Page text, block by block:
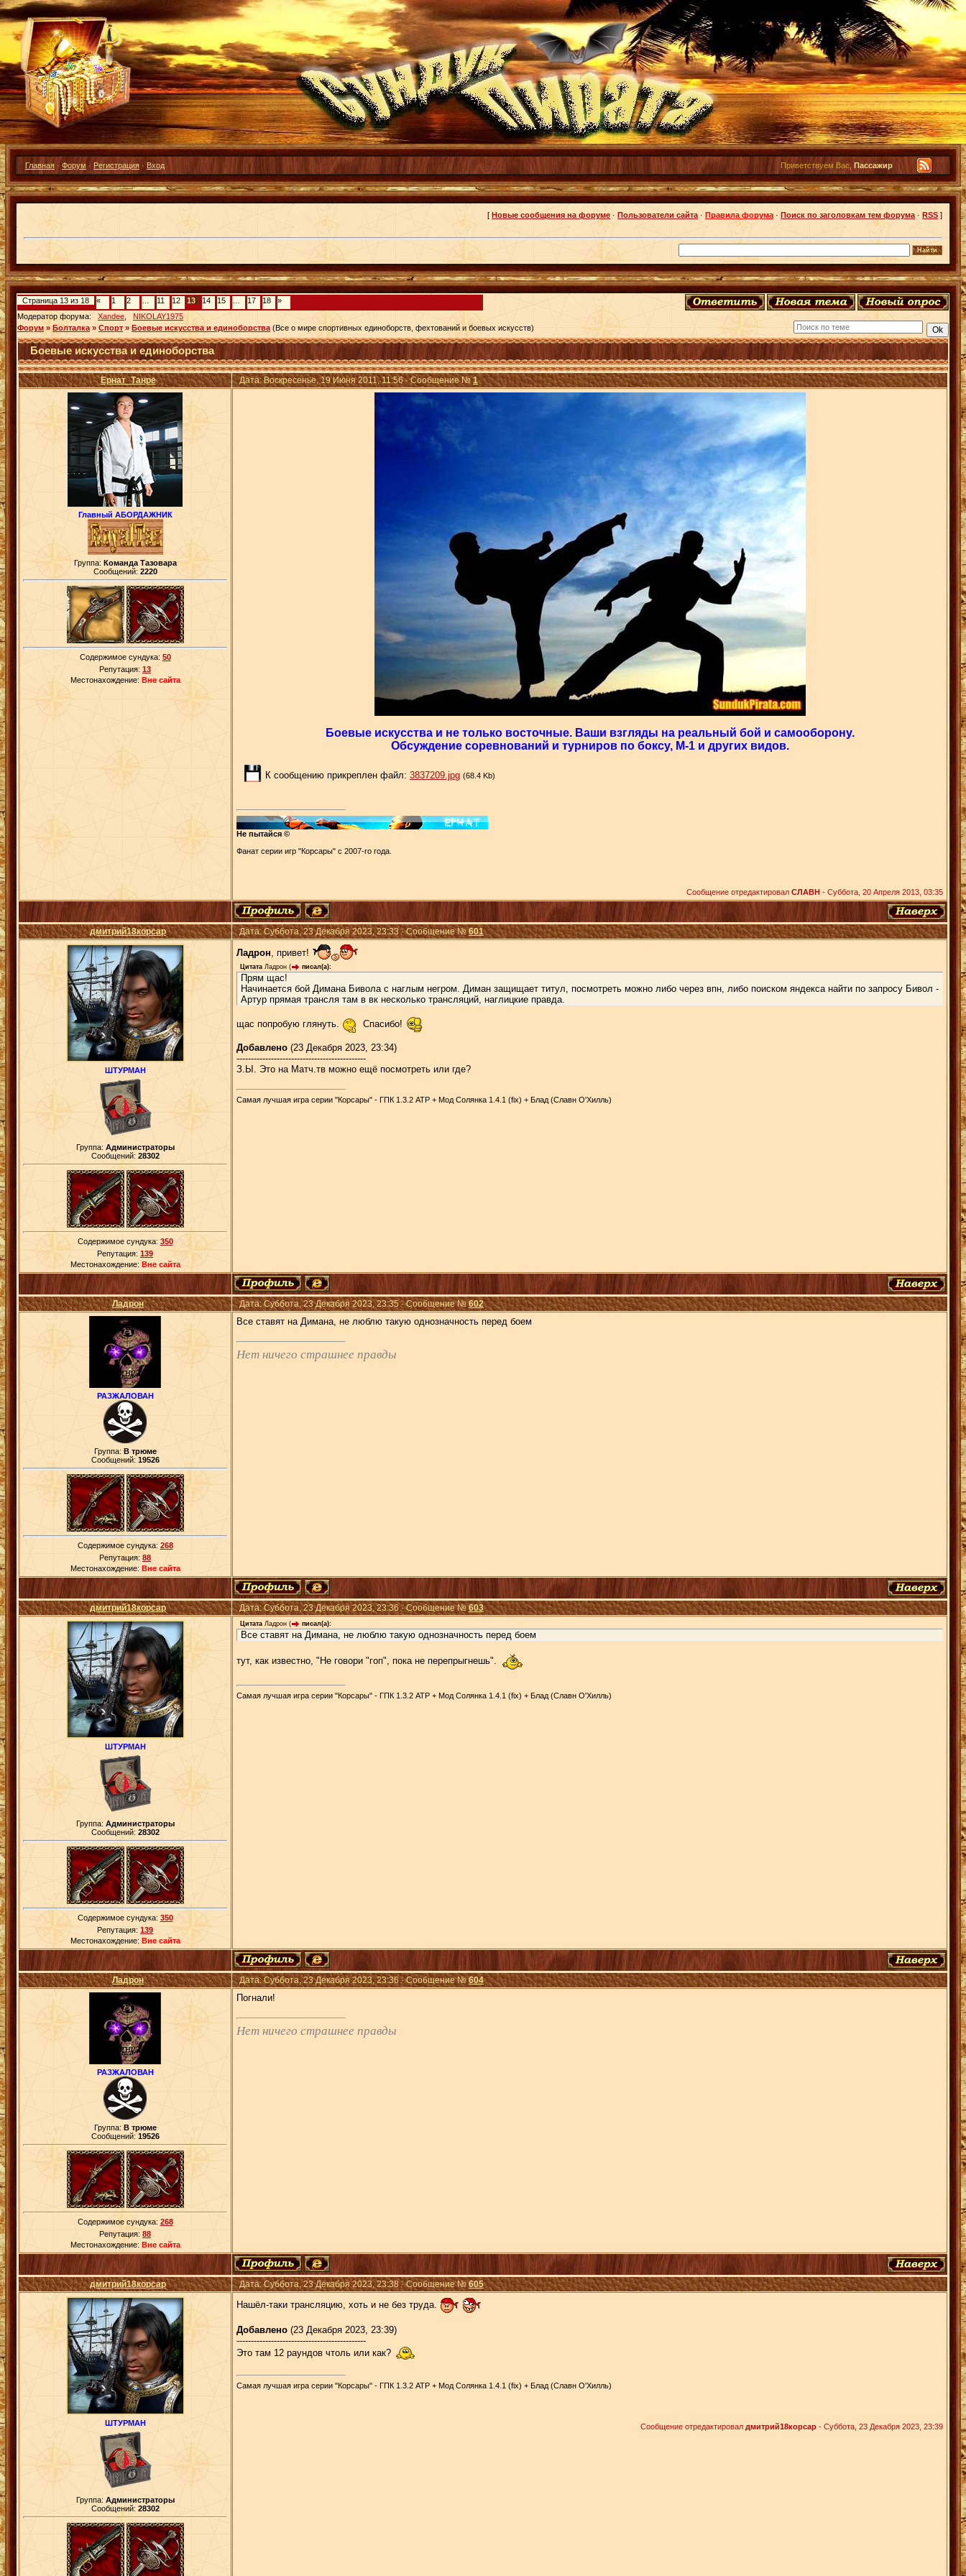
Главная · Форум · Регистрация · Вход Приветствуем Вас, Пассажир
[ Новые сообщения на форуме · Пользователи сайта · Правила форума · Поиск по заголовкам тем форума · RSS ]
Страница 13 из 18 « 1 2 11 12 13 14 15 17 18
»
Модератор форума:
Xandee
NIKOLAY1975
Форум » Болталка » Спорт » Боевые искусства и единоборства (Все о мире спортивных единоборств, фехтований и боевых искусств)
Боевые искусства и единоборства
Ернат_Танре Дата: Воскресенье, 19 Июня 2011, 11:56 · Сообщение №1
Главный АБОРДАЖНИК
Группа: Команда Тазовара
Сообщений: 2220
Содержимое сундука: 50
Репутация: 13
Местонахождение: Вне сайта
Боевые искусства и не только восточные. Ваши взгляды на реальный бой и самооборону.
Обсуждение соревнований и турниров по боксу, М-1 и других видов.
К сообщению прикреплен файл: 3837209.jpg (68.4 Kb)
Не пытайся ©
Фанат серии игр "Корсары" с 2007-го года.
Сообщение отредактировал СЛАВН - Суббота, 20 Апреля 2013, 03:35
дмитрий18корсар Дата: Суббота, 23 Декабря 2023, 23:33 · Сообщение №601
ШТУРМАН
Группа: Администраторы
Сообщений: 28302
Содержимое сундука: 350
Репутация: 139
Местонахождение: Вне сайта
Ладрон, привет!
Цитата Ладрон ( писал(а):
Прям щас!
Начинается бой Димана Бивола с наглым негром. Диман защищает титул, посмотреть можно либо через впн, либо поиском яндекса найти по запросу Бивол -
Артур прямая трансля там в вк несколько трансляций, наглицкие правда.
щас попробую глянуть. Спасибо!
Добавлено (23 Декабря 2023, 23:34)
---------------------------------------------
З.Ы. Это на Матч.тв можно ещё посмотреть или где?
Самая лучшая игра серии "Корсары" - ГПК 1.3.2 АТР + Мод Солянка 1.4.1 (fix) + Блад (Славн О'Хилль)
Ладрон Дата: Суббота, 23 Декабря 2023, 23:35 · Сообщение №602
РАЗЖАЛОВАН
Группа: В трюме
Сообщений: 19526
Содержимое сундука: 268
Репутация: 88
Местонахождение: Вне сайта
Все ставят на Димана, не люблю такую однозначность перед боем
Нет ничего страшнее правды
дмитрий18корсар Дата: Суббота, 23 Декабря 2023, 23:36 · Сообщение №603
ШТУРМАН
Группа: Администраторы
Сообщений: 28302
Содержимое сундука: 350
Репутация: 139
Местонахождение: Вне сайта
Цитата Ладрон ( писал(а):
Все ставят на Димана, не люблю такую однозначность перед боем
тут, как известно, "Не говори "гоп", пока не перепрыгнешь".
Самая лучшая игра серии "Корсары" - ГПК 1.3.2 АТР + Мод Солянка 1.4.1 (fix) + Блад (Славн О'Хилль)
Ладрон Дата: Суббота, 23 Декабря 2023, 23:36 · Сообщение №604
РАЗЖАЛОВАН
Группа: В трюме
Сообщений: 19526
Содержимое сундука: 268
Репутация: 88
Местонахождение: Вне сайта
Погнали!
Нет ничего страшнее правды
дмитрий18корсар Дата: Суббота, 23 Декабря 2023, 23:38 · Сообщение №605
ШТУРМАН
Группа: Администраторы
Сообщений: 28302
Нашёл-таки трансляцию, хоть и не без труда.
Добавлено (23 Декабря 2023, 23:39)
---------------------------------------------
Это там 12 раундов чтоль или как?
Самая лучшая игра серии "Корсары" - ГПК 1.3.2 АТР + Мод Солянка 1.4.1 (fix) + Блад (Славн О'Хилль)
Сообщение отредактировал дмитрий18корсар - Суббота, 23 Декабря 2023, 23:39